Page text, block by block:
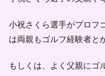
小祝さくら選手がプロフ
は両親もゴルフ経験者と
もしくは、よく父親にゴ